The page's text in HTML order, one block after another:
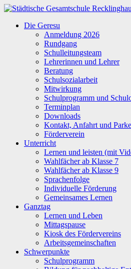
Zum
springen
Städtische
Gesamtschule
Recklinghausen-
Suderwich
Die Geresu
Anmeldung 2026
Rundgang
Schulleitungsteam
Lehrerinnen und Lehrer
Beratung
Schulsozialarbeit
Mitwirkung
Schulprogramm und
Terminplan
Downloads
Kontakt, Anfahrt und
Förderverein
Unterricht
Lernen und leisten (mit
Wahlfächer ab Klasse 7
Wahlfächer ab Klasse 9
Sprachenfolge
Individuelle Förderung
Gemeinsames Lernen
Ganztag
Lernen und Leben
Mittagspause
Kiosk des Fördervereins
Arbeitsgemeinschaften
Schwerpunkte
Schulprogramm